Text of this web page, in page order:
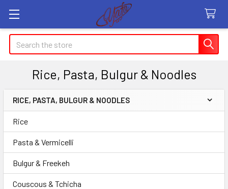
Search
Rice, Pasta, Bulgur & Noodles
Sidebar
RICE, PASTA, BULGUR & NOODLES
Rice
Pasta & Vermicelli
Bulgur & Freekeh
Couscous & Tchicha